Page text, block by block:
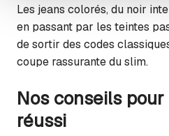
Les jeans colorés, du noir
en passant par les teintes
de sortir des codes
coupe rassurante du slim.
Nos conseils
réussi